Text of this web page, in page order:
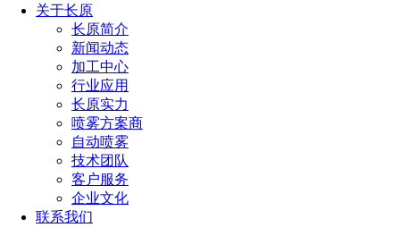
关于长原
长原简介
新闻动态
加工中心
行业应用
长原实力
喷雾方案商
自动喷雾
技术团队
客户服务
企业文化
联系我们
解决方案
工业喷嘴选型要点
干燥塔清洗方案（长原伸缩清洗装置干燥塔清洗好工
具）
简易式吨桶清洗机组成及价格
反应釜移动式清洗车高效轻松搞定釜清洗作业
当前位置：首页